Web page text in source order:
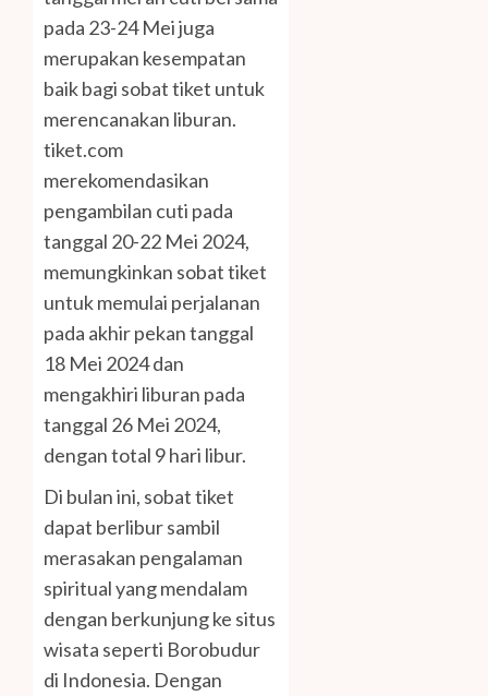
pada 23-24 Mei juga
merupakan kesempatan
baik bagi sobat tiket untuk
merencanakan liburan.
tiket.com
merekomendasikan
pengambilan cuti pada
tanggal 20-22 Mei 2024,
memungkinkan sobat tiket
untuk memulai perjalanan
pada akhir pekan tanggal
18 Mei 2024 dan
mengakhiri liburan pada
tanggal 26 Mei 2024,
dengan total 9 hari libur.
Di bulan ini, sobat tiket
dapat berlibur sambil
merasakan pengalaman
spiritual yang mendalam
dengan berkunjung ke situs
wisata seperti Borobudur
di Indonesia. Dengan